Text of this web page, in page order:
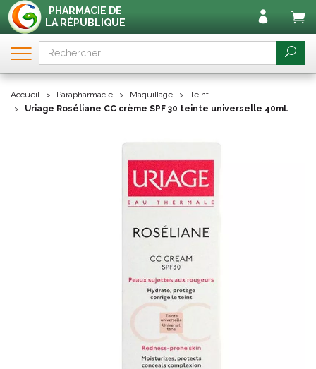
PHARMACIE DE
LA RÉPUBLIQUE
Accueil Parapharmacie Maquillage
Teint
Uriage Roséliane CC crème SPF 30 teinte universelle 40mL